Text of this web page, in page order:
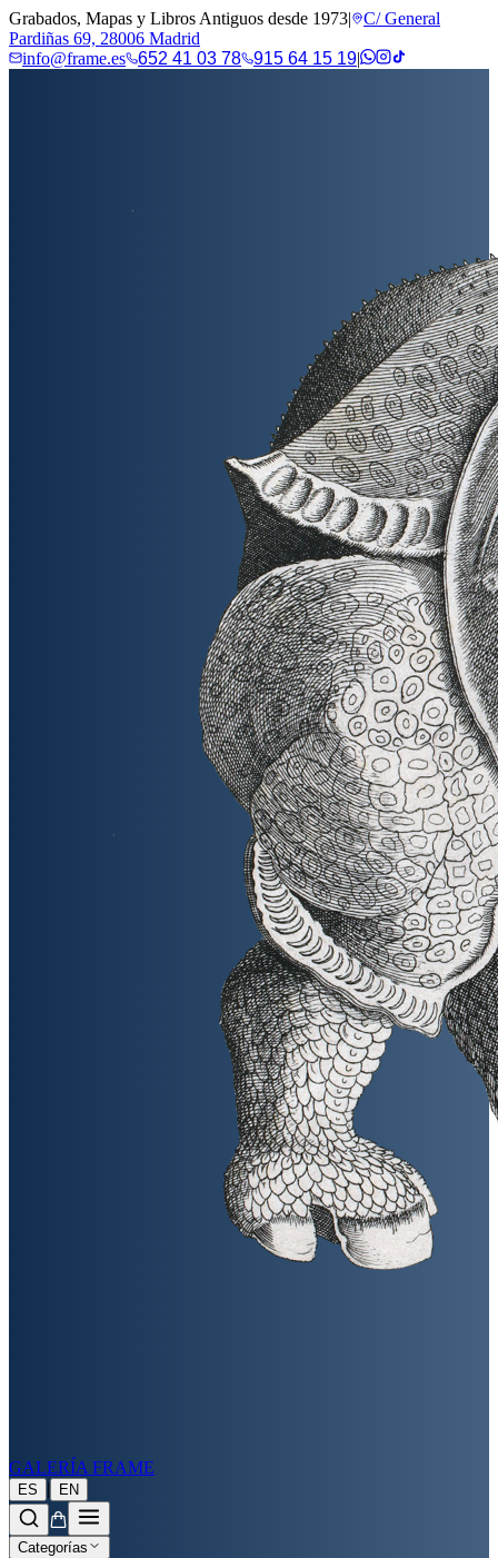
Grabados, Mapas y Libros Antiguos desde 1973|
C/ General
Pardiñas 69, 28006 Madrid
info@frame.es
652 41 03 78 915 64 15 19|
GALERÍA FRAME
ES | EN
Categorías